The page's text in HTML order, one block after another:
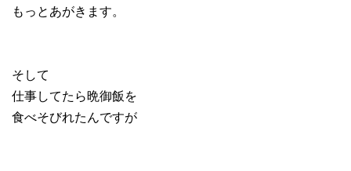
もっとあがきます。
そして
仕事してたら晩御飯を
食べそびれたんですが